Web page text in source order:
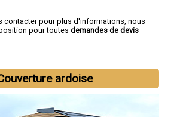
contacter pour plus d'informations, nous
pour toutes demandes de devis
ardoise